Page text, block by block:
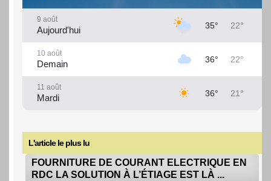
9 août
Aujourd'hui 35° 22°
10 août
Demain 36° 22°
11 août
Mardi 36° 21°
Mercredi
13 août
Jeudi 37° 22°
L'article le plus lu
FOURNITURE DE COURANT ELECTRIQUE EN
RDC LA SOLUTION À L’ÉTIAGE EST LÀ ...